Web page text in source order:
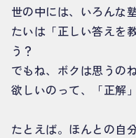
世の中には、いろんな
たいは「正しい答えを
う？
でもね、ボクは思うの
欲しいのって、「正解
たとえば。ほんとの自